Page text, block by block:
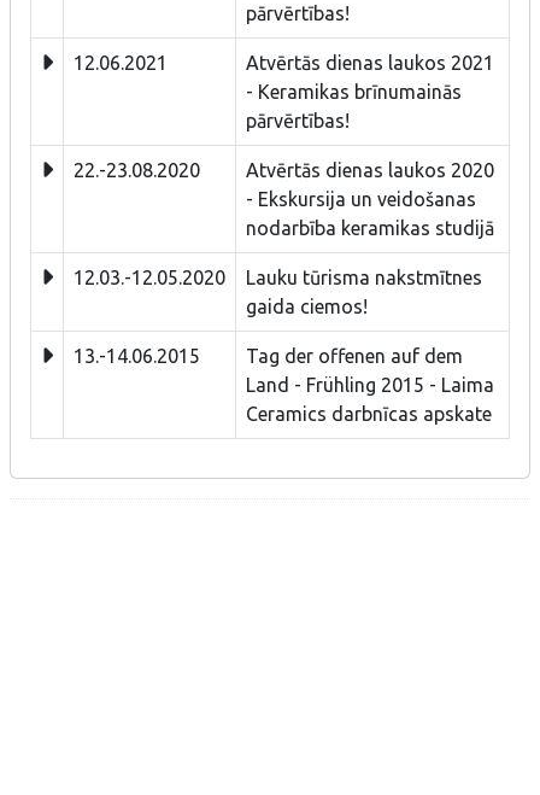
pārvērtības!
12.06.2021
Atvērtās dienas laukos 2021
- Keramikas brīnumainās
pārvērtības!
22.-23.08.2020
Atvērtās dienas laukos 2020
- Ekskursija un veidošanas
nodarbība keramikas studijā
12.03.-12.05.2020
Lauku tūrisma nakstmītnes
gaida ciemos!
13.-14.06.2015
Tag der offenen auf dem
Land - Frühling 2015 - Laima
Ceramics darbnīcas apskate